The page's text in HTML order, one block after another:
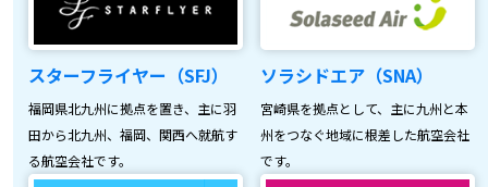
スターフライヤー（SFJ）
福岡県北九州に拠点を置き、主に羽
田から北九州、福岡、関西へ就航す
る航空会社です。
ソラシドエア（SNA）
宮崎県を拠点として、主に九州と本
州をつなぐ地域に根差した航空会社
です。